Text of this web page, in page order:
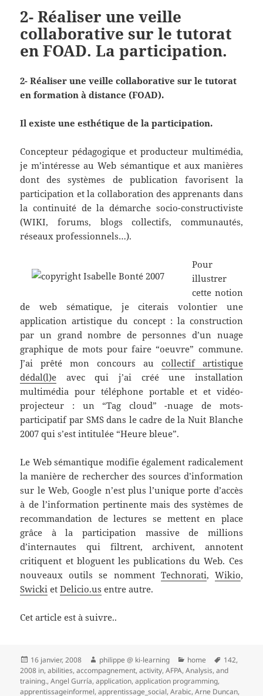
2- Réaliser une veille
collaborative sur le tutorat
en FOAD. La participation.
2- Réaliser une veille collaborative sur le tutorat
en formation à distance (FOAD).
Il existe une esthétique de la participation.
Concepteur pédagogique et producteur multimédia,
je m’intéresse au Web sémantique et aux manières
dont des systèmes de publication favorisent la
participation et la collaboration des apprenants dans
la continuité de la démarche socio-constructiviste
(WIKI, forums, blogs collectifs, communautés,
réseaux professionnels…).
Pour
illustrer
cette notion
de web sématique, je citerais volontier une
application artistique du concept : la construction
par un grand nombre de personnes d’un nuage
graphique de mots pour faire “oeuvre” commune.
J’ai prêté mon concours au collectif artistique
dédal(l)e avec qui j’ai créé une installation
multimédia pour téléphone portable et et vidéo-
projecteur : un “Tag cloud” -nuage de mots-
participatif par SMS dans le cadre de la Nuit Blanche
2007 qui s’est intitulée “Heure bleue”.
Le Web sémantique modifie également radicalement
la manière de rechercher des sources d’information
sur le Web, Google n’est plus l’unique porte d’accès
à de l’information pertinente mais des systèmes de
recommandation de lectures se mettent en place
grâce à la participation massive de millions
d’internautes qui filtrent, archivent, annotent
critiquent et bloguent les publications du Web. Ces
nouveaux outils se nomment Technorati, Wikio,
Swicki etDelicio.us entre autre.
Cet article est à suivre..
Publié
le
16 janvier, 2008 Auteur
philippe @ ki-learning Catégories
home
Mots-
clés
142,
2008 in,abilities,accompagnement,activity,AFPA,Analysis,and
training.,Angel Gurría,application,application programming,
apprentissageinformel,apprentissage_social,Arabic,Arne Duncan,